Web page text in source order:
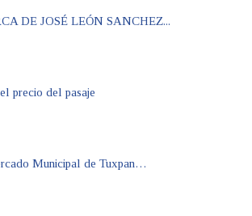
DE JOSÉ LEÓN SANCHEZ...
precio del pasaje
Municipal de Tuxpan…